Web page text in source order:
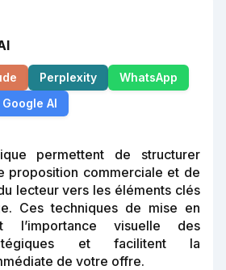
Perplexity
WhatsApp
Google AI
permettent de structurer
proposition commerciale et de
lecteur vers les éléments clés
Ces techniques de mise en
l’importance visuelle des
et facilitent la
de votre offre.